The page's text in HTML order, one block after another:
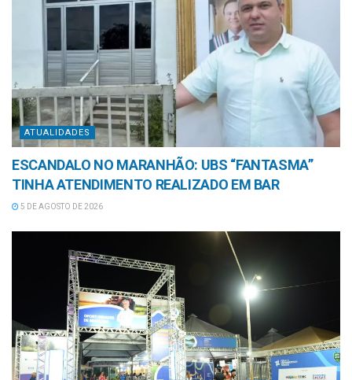
ATUALIDADES
ESCANDALO NO MARANHÃO: UBS “FANTASMA”
TINHA ATENDIMENTO REALIZADO EM BAR
5 DE AGOSTO DE 2026